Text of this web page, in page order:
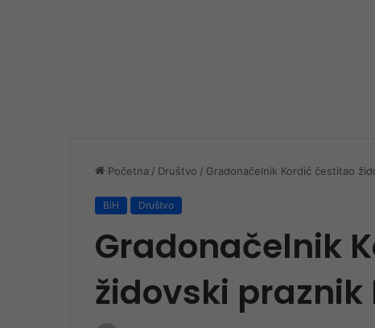
Početna / Društvo / Gradonačelnik Kordić čestitao
BiH Društvo
Gradonačelnik
židovski praznik